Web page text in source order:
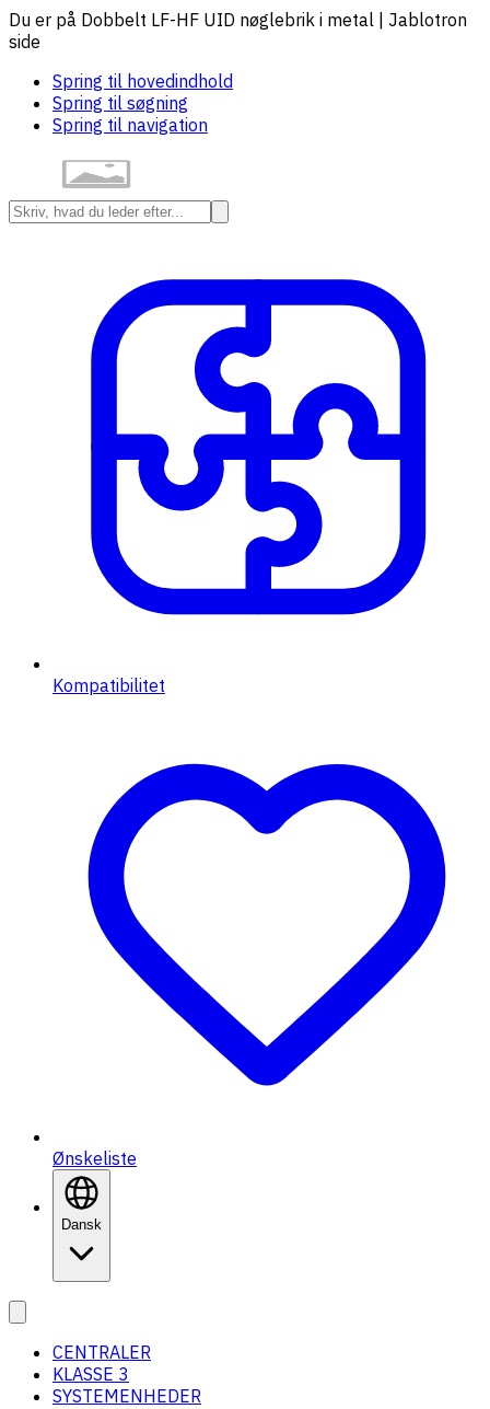
Du er på Dobbelt LF-HF UID nøglebrik i metal | Jablotron
side
Spring til hovedindhold
Spring til søgning
Spring til navigation
Kompatibilitet
Ønskeliste
Dansk
CENTRALER
KLASSE 3
SYSTEMENHEDER